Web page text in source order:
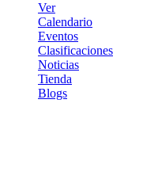
Ver
Calendario
Eventos
Clasificaciones
Noticias
Tienda
Blogs